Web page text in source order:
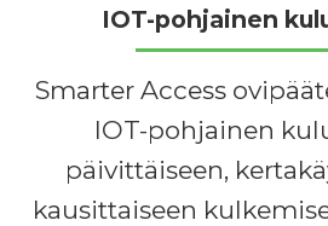
IOT-pohjainen
Smarter Access
IOT-pohjainen
päivittäiseen,
kausittaiseen